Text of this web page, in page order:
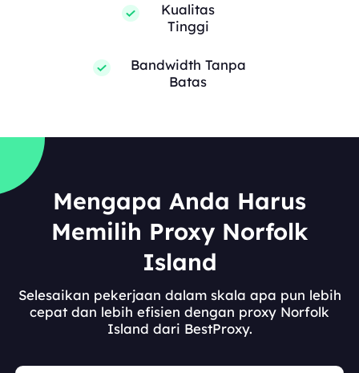
Kualitas
Tinggi
Bandwidth Tanpa
Batas
Mengapa Anda Harus
Memilih Proxy Norfolk
Island
Selesaikan pekerjaan dalam skala apa pun lebih
cepat dan lebih efisien dengan proxy Norfolk
Island dari BestProxy.